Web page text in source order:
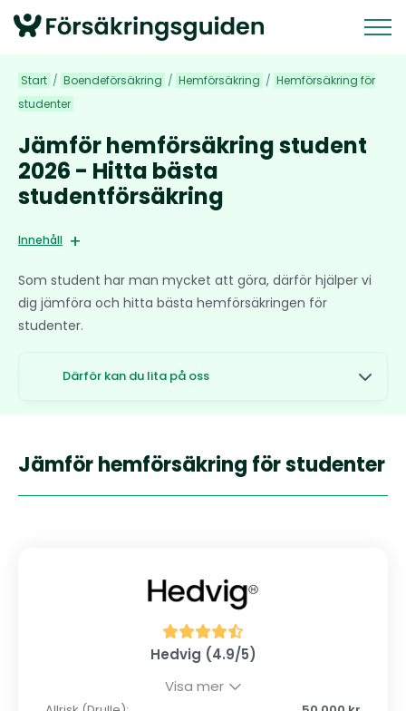
Start / Boendeförsäkring / Hemförsäkring / Hemförsäkring för
studenter
Jämför hemförsäkring student
2026 - Hitta bästa
studentförsäkring
Innehåll
Som student har man mycket att göra, därför hjälper vi
dig jämföra och hitta bästa hemförsäkringen för
studenter.
Därför kan du lita på oss
Jämför hemförsäkring för studenter
Hedvig (4.9/5)
Visa mer